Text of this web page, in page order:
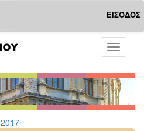
ΕΙΣΟΔΟΣ
Toggle
2017